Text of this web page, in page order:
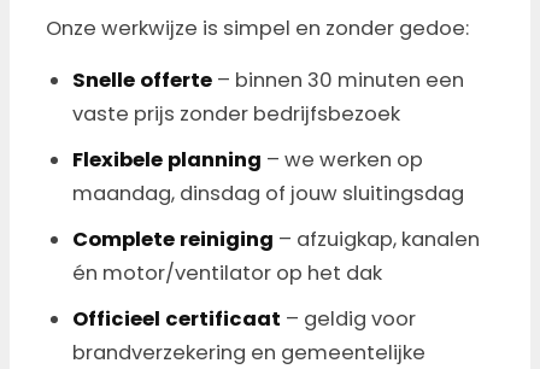
Onze werkwijze is simpel en zonder gedoe:
Snelle offerte – binnen 30 minuten een
vaste prijs zonder bedrijfsbezoek
Flexibele planning – we werken op
maandag, dinsdag of jouw sluitingsdag
Complete reiniging – afzuigkap, kanalen
én motor/ventilator op het dak
Officieel certificaat – geldig voor
brandverzekering en gemeentelijke